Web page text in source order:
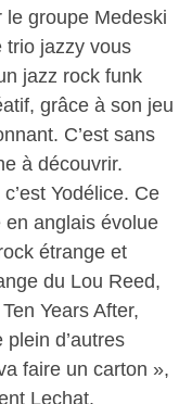
groupe Medeski
trio jazzy vous
jazz rock funk
grâce à son jeu
C’est sans
à découvrir.
Yodélice. Ce
anglais évolue
étrange et
du Lou Reed,
Years After,
d’autres
faire un carton »,
Lechat.